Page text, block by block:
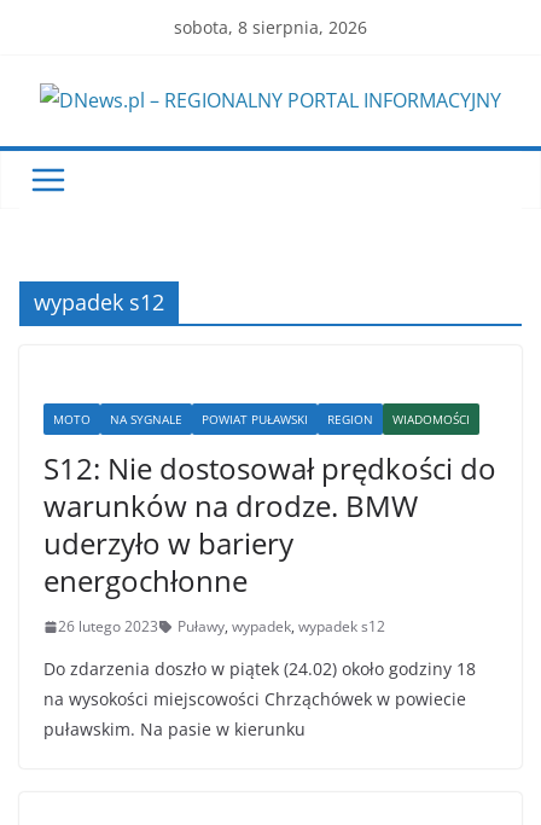
content
sobota, 8 sierpnia, 2026
wypadek s12
MOTO NA SYGNALE POWIAT PUŁAWSKI REGION WIADOMOŚCI
S12: Nie dostosował prędkości do
warunków na drodze. BMW
uderzyło w bariery
energochłonne
26 lutego 2023 Puławy, wypadek, wypadek s12
Do zdarzenia doszło w piątek (24.02) około godziny 18
na wysokości miejscowości Chrząchówek w powiecie
puławskim. Na pasie w kierunku